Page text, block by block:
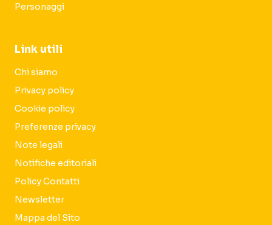
Personaggi
Link utili
Chi siamo
Privacy policy
Cookie policy
Preferenze privacy
Note legali
Notifiche editoriali
Policy Contatti
Newsletter
Mappa del Sito